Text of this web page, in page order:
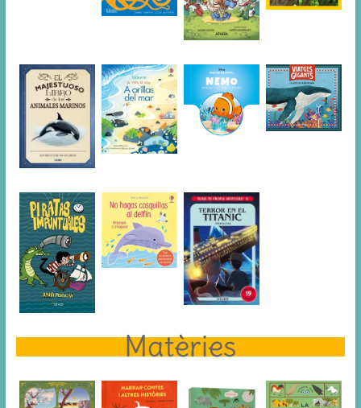
Matèries